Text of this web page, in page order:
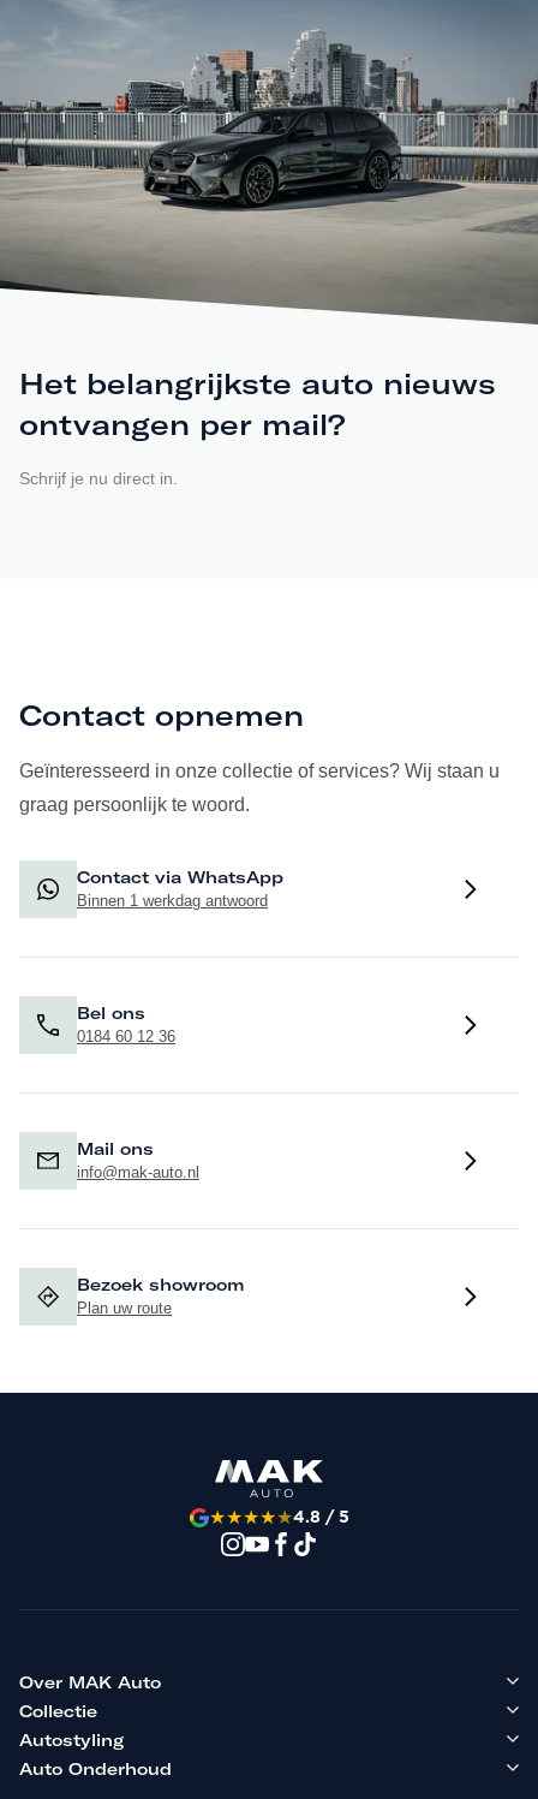
Het belangrijkste auto nieuws
ontvangen per mail?
Schrijf je nu direct in.
Contact opnemen
Geïnteresseerd in onze collectie of services? Wij staan u
graag persoonlijk te woord.
Contact via WhatsApp
Binnen 1 werkdag antwoord
Bel ons
0184 60 12 36
Mail ons
info@mak-auto.nl
Bezoek showroom
Plan uw route
★★★★★4.8 / 5
Over MAK Auto
Collectie
Autostyling
Auto Onderhoud